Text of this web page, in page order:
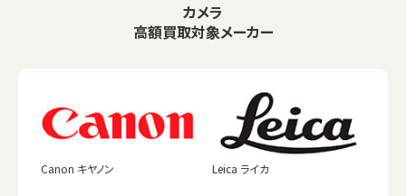
カメラ
高額買取対象メーカー
Canon キヤノン Leica ライカ